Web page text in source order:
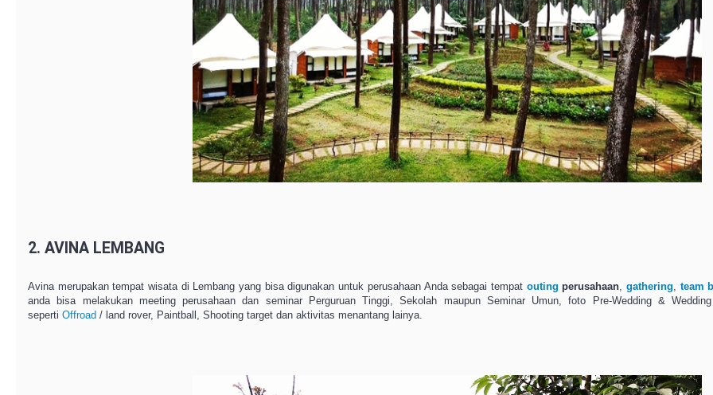
2. AVINA LEMBANG
Avina merupakan tempat wisata di Lembang yang bisa digunakan untuk perusahaan Anda sebagai tempat outing perusahaan, gathering, team
anda bisa melakukan meeting perusahaan dan seminar Perguruan Tinggi, Sekolah maupun Seminar Umun, foto Pre-Wedding &
seperti Offroad / land rover, Paintball, Shooting target dan aktivitas menantang lainya.